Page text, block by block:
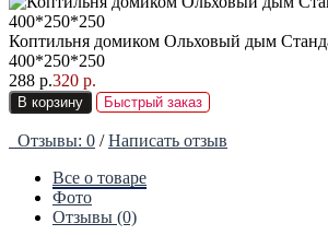
Коптильня домиком Ольховый дым
400*250*250
288 р.320 р.
В корзину Быстрый заказ
Отзывы: 0 / Написать отзыв
Все о товаре
Фото
Отзывы (0)